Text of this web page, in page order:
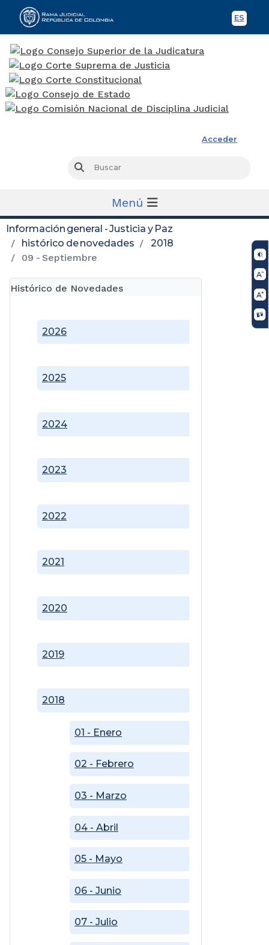
ES
Acceder
Buscar
Menú
Información general - Justicia y Paz
histórico de novedades
2018
09 - Septiembre
Histórico de Novedades
2018
01 - Enero
02 - Febrero
03 - Marzo
04 - Abril
05 - Mayo
06 - Junio
07 - Julio
2019
2020
2021
2022
2023
2024
2025
2026